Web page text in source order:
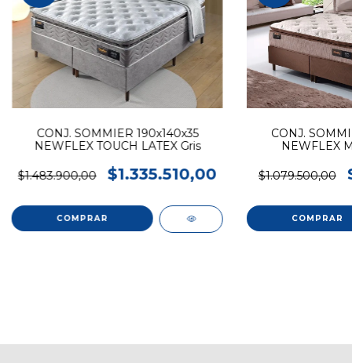
CONJ. SOMMIER 190x140x35
NEWFLEX TOUCH LATEX Gris
$1.483.900,00 $1.335.510,00
CONJ.
NEWFLEX
$1.079.500,00